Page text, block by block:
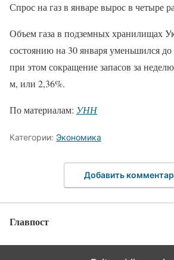
Спрос на газ в январе вырос в четыре
Объем газа в подземных хранилищах
состоянию на 30 января уменьшился
при этом сокращение запасов за
м, или 2,36%.
По материалам: УНН
Категории: Экономика
Добавить
Главпост